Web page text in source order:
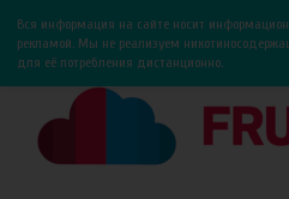
Вся информация на сайте носит
рекламой. Мы не реализуем
для её потребления дистанционно.